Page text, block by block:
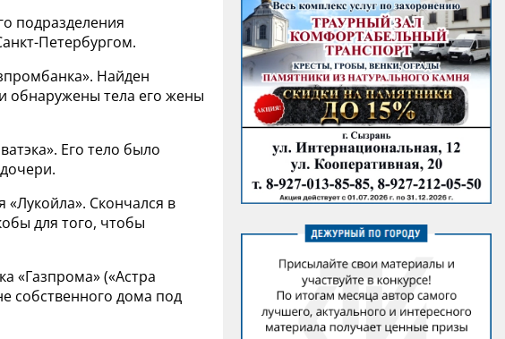
подразделения
Петербургом.
Найден
обнаружены тела его жены
Его тело было
Скончался в
для того, чтобы
«Газпрома» («Астра
собственного дома под